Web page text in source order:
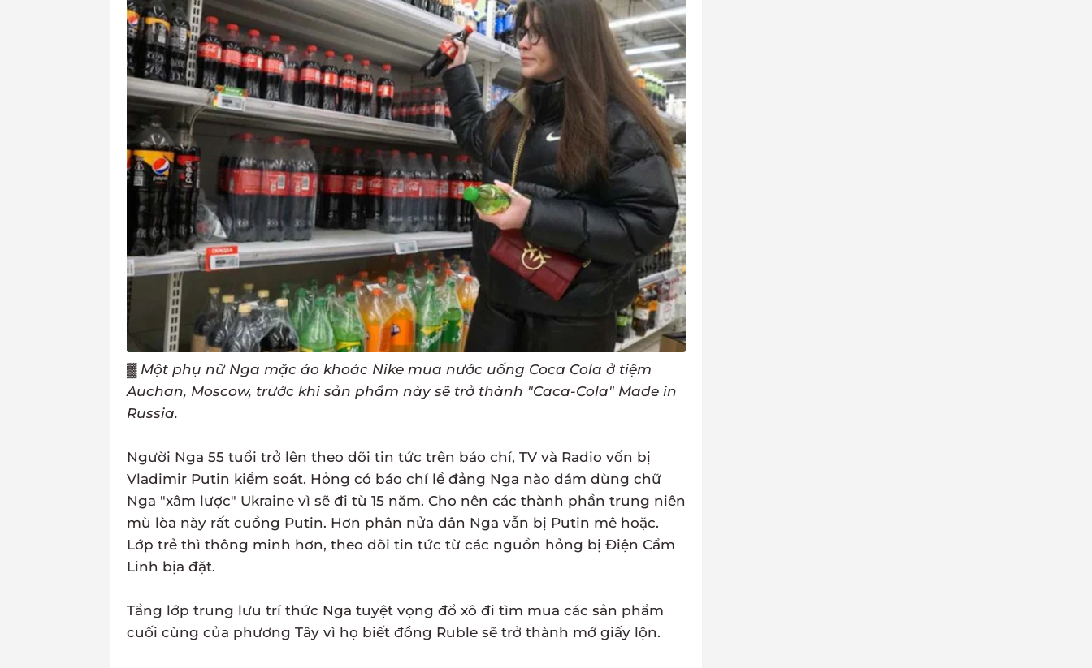
▓ Một phụ nữ Nga mặc áo khoác Nike mua nước uống Coca Cola ở tiệm
Auchan, Moscow, trước khi sản phẩm này sẽ trở thành "Caca-Cola" Made in
Russia.
Người Nga 55 tuổi trở lên theo dõi tin tức trên báo chí, TV và Radio vốn bị
Vladimir Putin kiểm soát. Hỏng có báo chí lề đảng Nga nào dám dùng chữ
Nga "xâm lược" Ukraine vì sẽ đi tù 15 năm. Cho nên các thành phần trung niên
mù lòa này rất cuồng Putin. Hơn phân nửa dân Nga vẫn bị Putin mê hoặc.
Lớp trẻ thì thông minh hơn, theo dõi tin tức từ các nguồn hỏng bị Điện Cẩm
Linh bịa đặt.
Tầng lớp trung lưu trí thức Nga tuyệt vọng đổ xô đi tìm mua các sản phẩm
cuối cùng của phương Tây vì họ biết đồng Ruble sẽ trở thành mớ giấy lộn.